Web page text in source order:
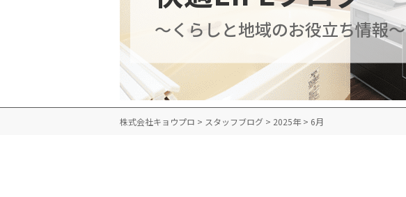
～くらしと地域のお役立ち情報～
株式会社キョウプロ > スタッフブログ > 2025年> 6月